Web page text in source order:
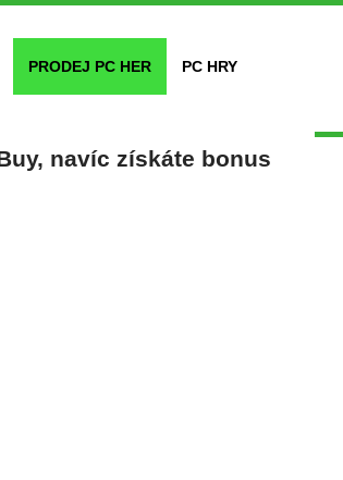
PRODEJ PC HER PC HRY
navíc získáte bonus